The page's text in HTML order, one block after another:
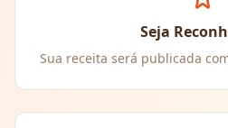
Seja
Sua receita será publicada